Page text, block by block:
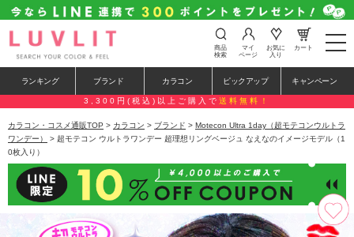
t
o
e
n
a
v
t
i
o
n
商品
検索
マイ
ページ
お気に
入り
カート
ランキング ブランド カラコン ピックアップ キャンペーン
3,300円(税込)以上ご購入で 送料無料！
カラコン・コスメ通販TOP > カラコン > ブランド > Motecon Ultra 1day（超モテコンウルトラ
ワンデー）
> 超モテコン ウルトラワンデー 超理想リングベージュ なえなのイメージモデル（1
0枚入り）